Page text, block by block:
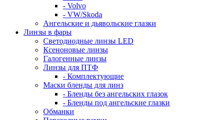
- Volvo
- VW/Skoda
Ангельские и дьявольские глазки
Линзы в фары
Светодиодные линзы LED
Ксеноновые линзы
Галогенные линзы
Линзы для ПТФ
- Комплектующие
Маски бленды для линз
- Бленды без ангельских глазок
- Бленды под ангельские глазки
Обманки